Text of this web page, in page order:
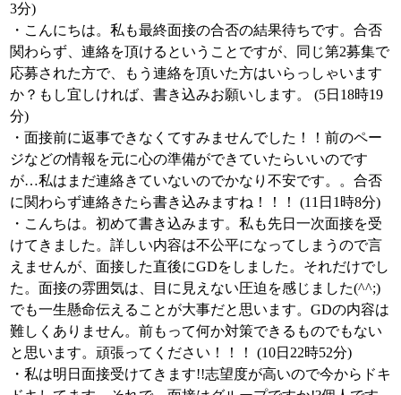
3分)
・こんにちは。私も最終面接の合否の結果待ちです。合否
関わらず、連絡を頂けるということですが、同じ第2募集で
応募された方で、もう連絡を頂いた方はいらっしゃいます
か？もし宜しければ、書き込みお願いします。 (5日18時19
分)
・面接前に返事できなくてすみませんでした！！前のペー
ジなどの情報を元に心の準備ができていたらいいのです
が…私はまだ連絡きていないのでかなり不安です。。合否
に関わらず連絡きたら書き込みますね！！！ (11日1時8分)
・こんちは。初めて書き込みます。私も先日一次面接を受
けてきました。詳しい内容は不公平になってしまうので言
えませんが、面接した直後にGDをしました。それだけでし
た。面接の雰囲気は、目に見えない圧迫を感じました(^^;)
でも一生懸命伝えることが大事だと思います。GDの内容は
難しくありません。前もって何か対策できるものでもない
と思います。頑張ってください！！！ (10日22時52分)
・私は明日面接受けてきます!!志望度が高いので今からドキ